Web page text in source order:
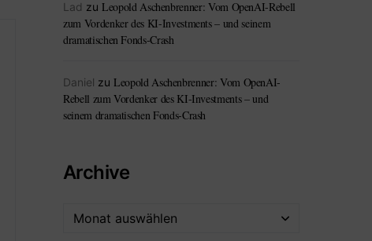
Lad zu Leopold Aschenbrenner: Vom OpenAI-Rebell
zum Vordenker des KI-Investments – und seinem
dramatischen Fonds-Crash
Daniel zu Leopold Aschenbrenner: Vom OpenAI-
Rebell zum Vordenker des KI-Investments – und
seinem dramatischen Fonds-Crash
Archive